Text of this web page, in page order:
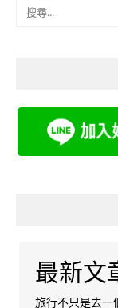
最新文
旅行不只是去一